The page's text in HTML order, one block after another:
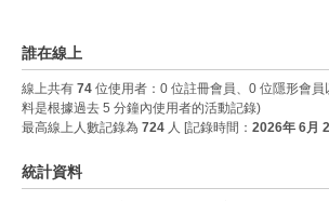
誰在線上
線上共有 74 位使用者：0 位註冊會員、0 位隱形會
料是根據過去 5 分鐘內使用者的活動記錄)
最高線上人數記錄為 724 人 [記錄時間： 2026年 6月
統計資料